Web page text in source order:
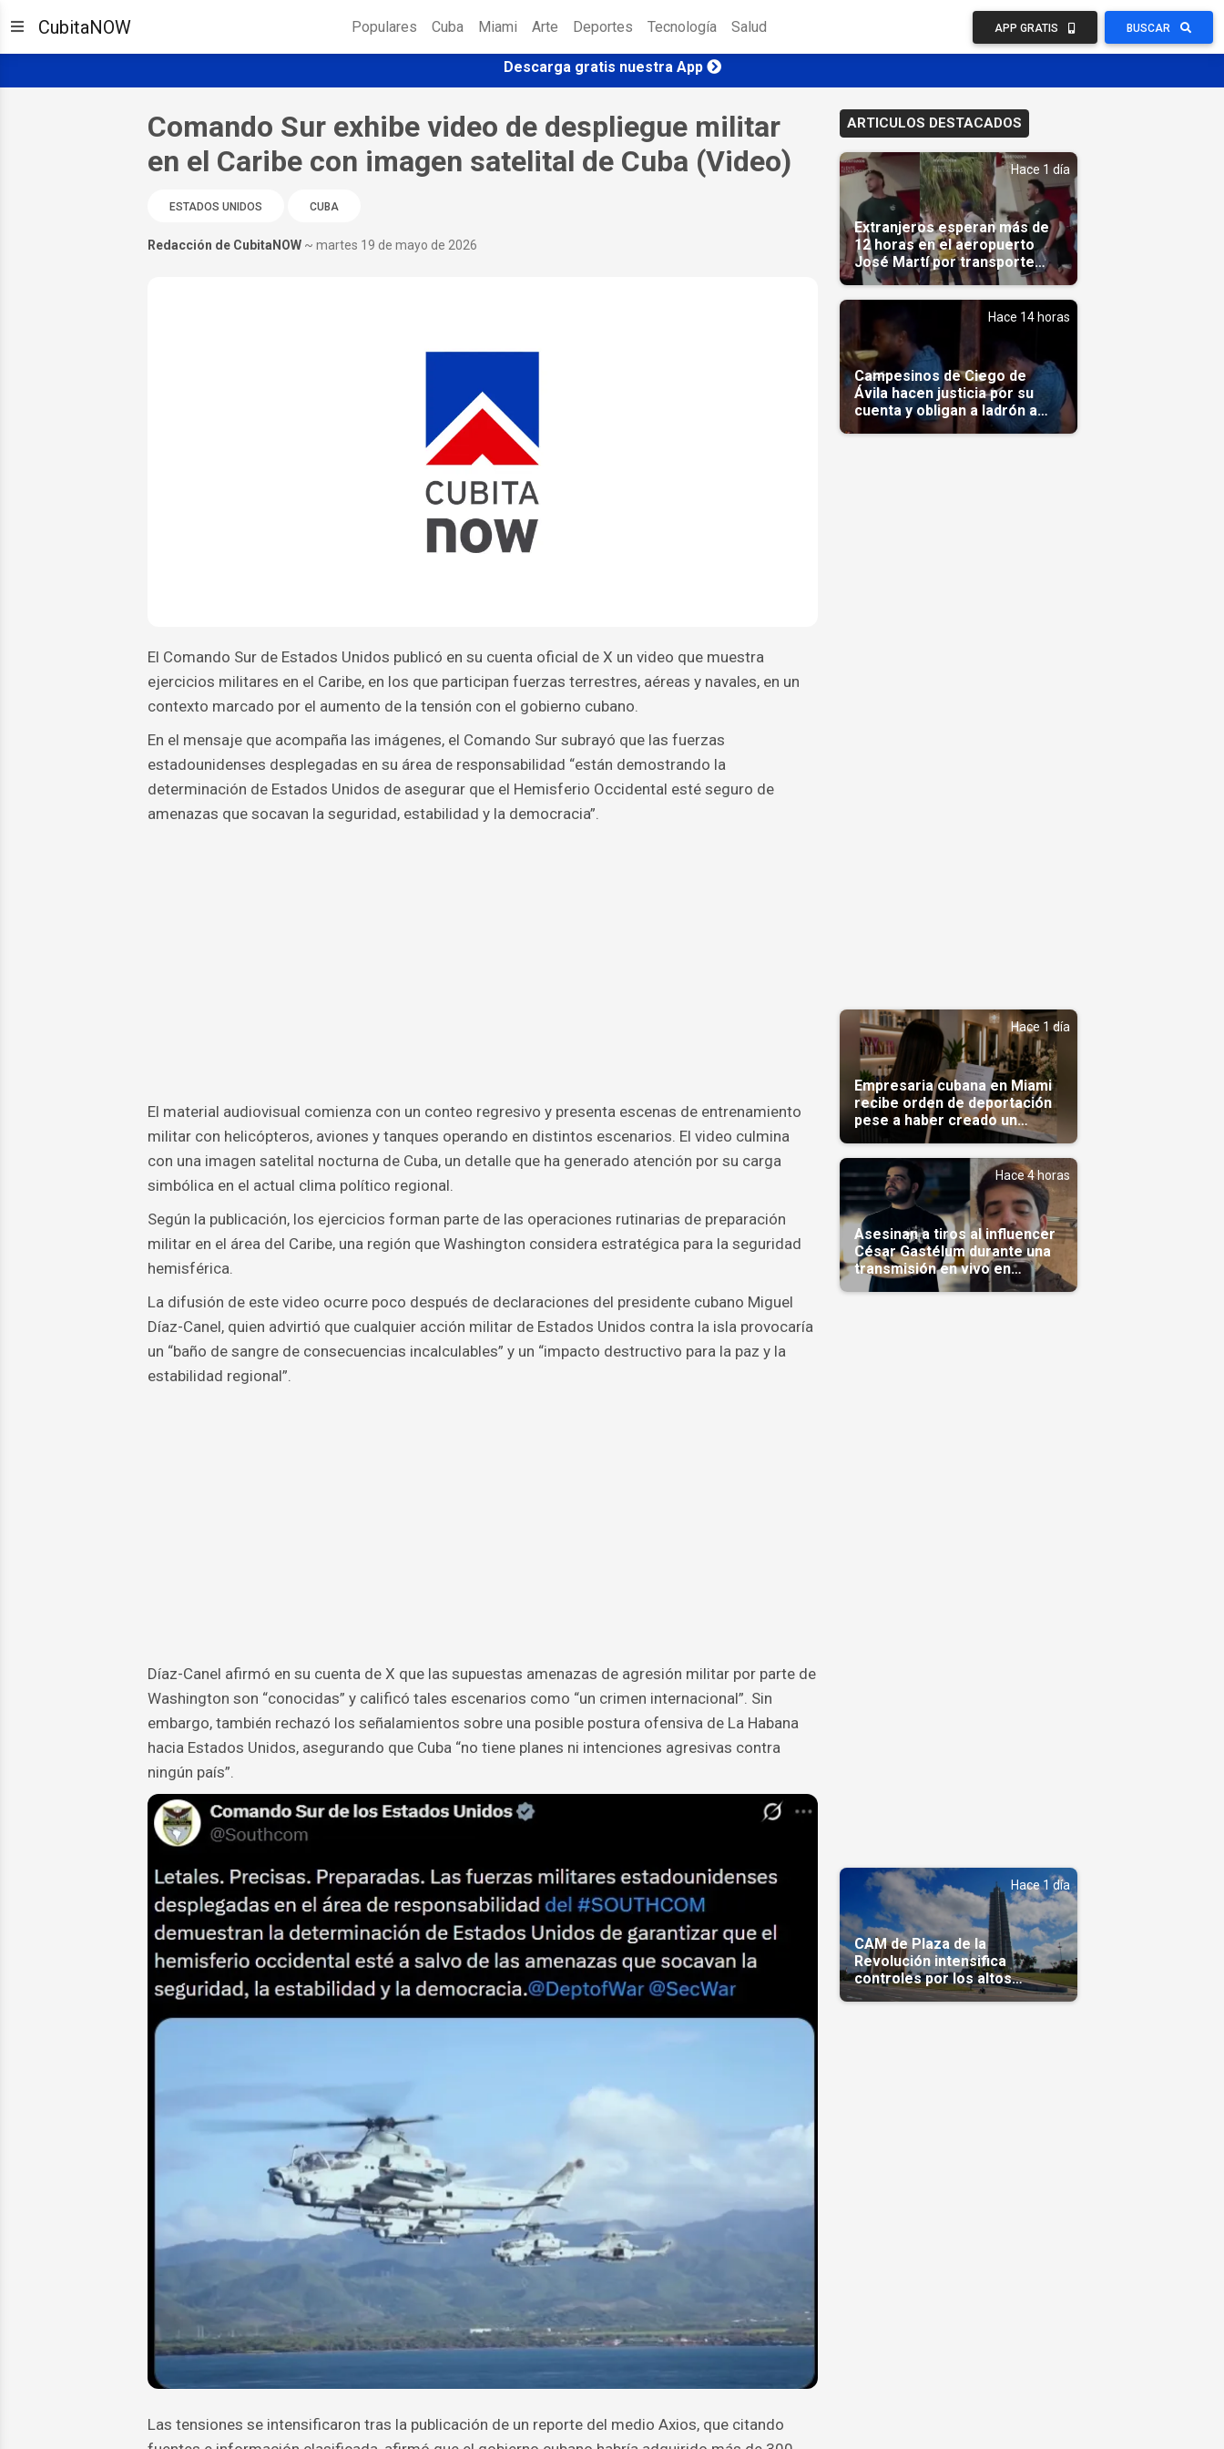
CubitaNOW Populares Cuba Miami Arte Deportes Tecnología Salud APP GRATIS BUSCAR
Descarga gratis nuestra App
Comando Sur exhibe video de despliegue militar
en el Caribe con imagen satelital de Cuba (Video)
ESTADOS UNIDOS CUBA
Redacción de CubitaNOW ~ martes 19 de mayo de 2026
El Comando Sur de Estados Unidos publicó en su cuenta oficial de X un video que muestra
ejercicios militares en el Caribe, en los que participan fuerzas terrestres, aéreas y navales, en un
contexto marcado por el aumento de la tensión con el gobierno cubano.
En el mensaje que acompaña las imágenes, el Comando Sur subrayó que las fuerzas
estadounidenses desplegadas en su área de responsabilidad “están demostrando la
determinación de Estados Unidos de asegurar que el Hemisferio Occidental esté seguro de
amenazas que socavan la seguridad, estabilidad y la democracia”.
El material audiovisual comienza con un conteo regresivo y presenta escenas de entrenamiento
militar con helicópteros, aviones y tanques operando en distintos escenarios. El video culmina
con una imagen satelital nocturna de Cuba, un detalle que ha generado atención por su carga
simbólica en el actual clima político regional.
Según la publicación, los ejercicios forman parte de las operaciones rutinarias de preparación
militar en el área del Caribe, una región que Washington considera estratégica para la seguridad
hemisférica.
La difusión de este video ocurre poco después de declaraciones del presidente cubano Miguel
Díaz-Canel, quien advirtió que cualquier acción militar de Estados Unidos contra la isla provocaría
un “baño de sangre de consecuencias incalculables” y un “impacto destructivo para la paz y la
estabilidad regional”.
Díaz-Canel afirmó en su cuenta de X que las supuestas amenazas de agresión militar por parte de
Washington son “conocidas” y calificó tales escenarios como “un crimen internacional”. Sin
embargo, también rechazó los señalamientos sobre una posible postura ofensiva de La Habana
hacia Estados Unidos, asegurando que Cuba “no tiene planes ni intenciones agresivas contra
ningún país”.
Las tensiones se intensificaron tras la publicación de un reporte del medio Axios, que citando
ARTICULOS DESTACADOS
Hace 1 día
Extranjeros esperan más de
12 horas en el aeropuerto
José Martí por transporte
reservado semanas
antes(Video)
Hace 14 horas
Campesinos de Ciego de
Ávila hacen justicia por su
cuenta y obligan a ladrón a
comerse el maíz robado
Hace 1 día
Empresaria cubana en Miami
recibe orden de deportación
pese a haber creado un
Hace 4 horas
Asesinan a tiros al influencer
César Gastélum durante una
transmisión en vivo en
Sinaloa(Video)
Hace 1 día
CAM de Plaza de la
Revolución intensifica
controles por los altos
precios en las Mipymes